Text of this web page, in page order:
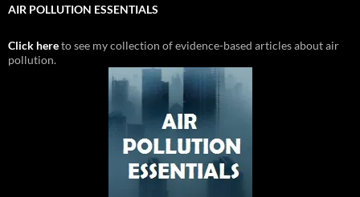
AIR POLLUTION ESSENTIALS
Click hereto see my collection of evidence-based articles about air
pollution.